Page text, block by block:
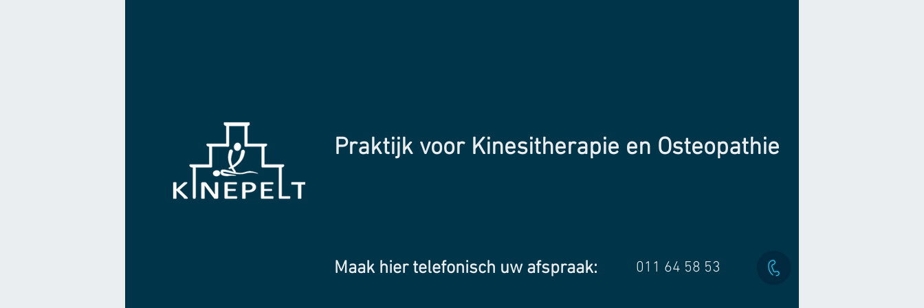
Praktijk voor Kinesitherapie en Osteopathie
Maak hier telefonisch uw afspraak: 011 64 58 53